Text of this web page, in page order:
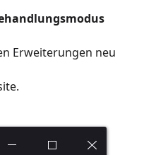
Erweiterungen neu